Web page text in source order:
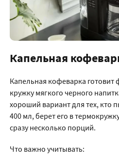
Капельная
Капельная кофеварка
кружку мягкого черного
хороший вариант для тех, кто
400 мл, берет его в
сразу несколько порций.
Что важно учитывать: